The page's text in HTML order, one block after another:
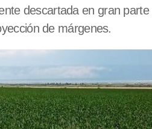
descartada en gran
de márgenes.